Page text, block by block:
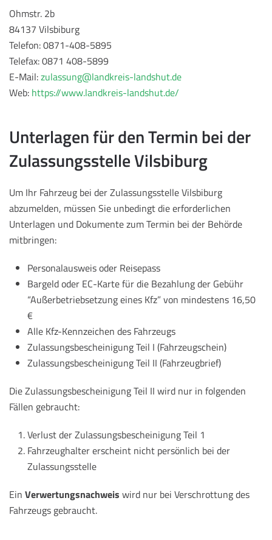
Ohmstr. 2b
84137 Vilsbiburg
Telefon: 0871-408-5895
Telefax: 0871 408-5899
E-Mail:zulassung@landkreis-landshut.de
Web: https://www.landkreis-landshut.de/
Unterlagen für den Termin bei der
Zulassungsstelle Vilsbiburg
Um Ihr Fahrzeug bei der Zulassungsstelle Vilsbiburg
abzumelden, müssen Sie unbedingt die erforderlichen
Unterlagen und Dokumente zum Termin bei der Behörde
mitbringen:
Personalausweis oder Reisepass
Bargeld oder EC-Karte für die Bezahlung der Gebühr
“Außerbetriebsetzung eines Kfz” von mindestens 16,50
€
Alle Kfz-Kennzeichen des Fahrzeugs
Zulassungsbescheinigung Teil I (Fahrzeugschein)
Zulassungsbescheinigung Teil II (Fahrzeugbrief)
Die Zulassungsbescheinigung Teil II wird nur in folgenden
Fällen gebraucht:
Verlust der Zulassungsbescheinigung Teil 1
Fahrzeughalter erscheint nicht persönlich bei der
Zulassungsstelle
Ein Verwertungsnachweis wird nur bei Verschrottung des
Fahrzeugs gebraucht.